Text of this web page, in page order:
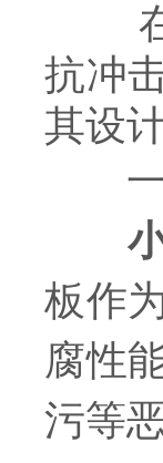
在
抗冲
其设
一
板作
腐性
污等